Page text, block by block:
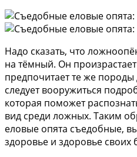
Надо сказать, что
на тёмный. Он
предпочитает те же породы
следует вооружиться
которая поможет
вид среди ложных. Таким
еловые опята съедобные,
здоровье и здоровье своих